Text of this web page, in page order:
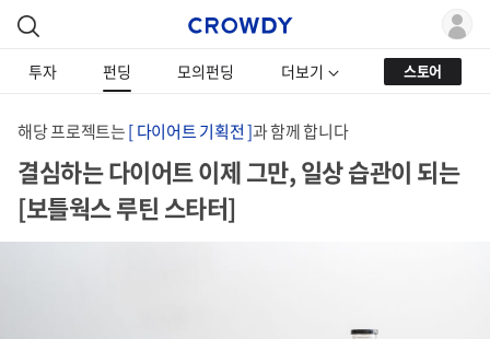
투자 펀딩 모의펀딩 더보기 스토어
해당 프로젝트는[ 다이어트 기획전 ]과 함께 합니다
결심하는 다이어트 이제 그만, 일상 습관이 되는
[보틀웍스 루틴 스타터]